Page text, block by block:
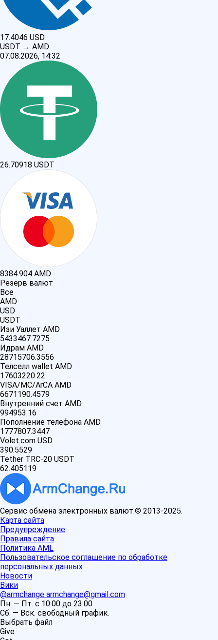
17.4046 USD
USDT → AMD
07.08.2026, 14:32
26.70918 USDT
8384.904 AMD
Резерв валют
Все
AMD
USD
USDT
Изи Уаллет AMD
5433467.7275
Идрам AMD
28715706.3556
Телселл wallet AMD
17603220.22
VISA/MC/ArCA AMD
6671190.4579
Внутренний счет AMD
994953.16
Пополнение телефона AMD
1777807.3447
Volet.com USD
390.5529
Tether TRC-20 USDT
62.405119
Сервис обмена электронных валют.© 2013-2025.
Карта сайта
Предупреждение
Правила сайта
Политика AML
Пользовательское соглашение по обработке
персональных данных
Новости
Вики
@armchange armchange@gmail.com
Пн. — Пт. с 10:00 до 23:00.
Сб. — Вск. свободный график.
Выбрать файл
Give